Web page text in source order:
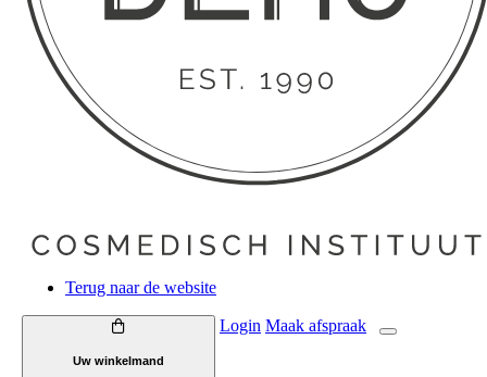
Terug naar de website
Uw winkelmand
Login Maak afspraak